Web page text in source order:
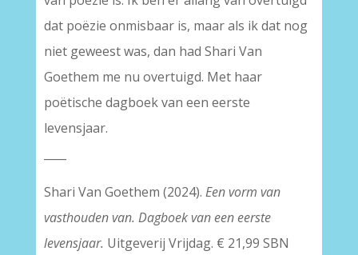
dat poëzie onmisbaar is, maar als ik dat nog
niet geweest was, dan had Shari Van
Goethem me nu overtuigd. Met haar
poëtische dagboek van een eerste
levensjaar.
Shari Van Goethem (2024). Een vorm van
vasthouden van. Dagboek van een eerste
levensjaar. Uitgeverij Vrijdag. € 21,99 SBN